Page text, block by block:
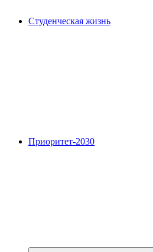
Студенческая жизнь
Приоритет-2030